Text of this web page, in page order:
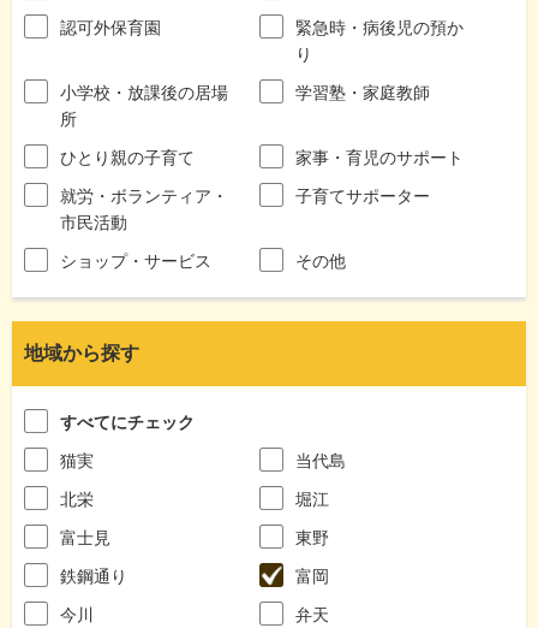
認可外保育園
緊急時・病後児の預か
り
小学校・放課後の居場
所
学習塾・家庭教師
ひとり親の子育て
家事・育児のサポート
就労・ボランティア・
市民活動
子育てサポーター
ショップ・サービス その他
地域から探す
すべてにチェック
猫実
当代島
北栄
堀江
富士見
東野
鉄鋼通り
富岡
今川
弁天